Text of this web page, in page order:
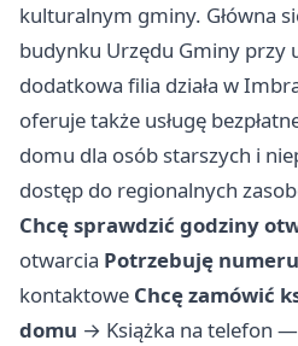
kulturalnym gminy. Główna
budynku Urzędu Gminy przy
dodatkowa filia działa w
oferuje także usługę
domu dla osób starszych i
dostęp do regionalnych
Chcę sprawdzić godziny
otwarcia Potrzebuję
kontaktowe Chcę zamówić
domu → Książka na telefon